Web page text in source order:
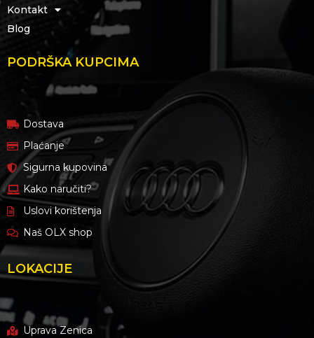
Kontakt
Blog
PODRŠKA KUPCIMA
Dostava
Plaćanje
Sigurna kupovina
Kako naručiti?
Uslovi korištenja
Naš OLX shop
LOKACIJE
Uprava Zenica